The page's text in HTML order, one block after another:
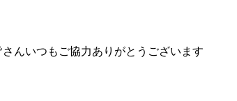
んいつもご協力ありがとうございます